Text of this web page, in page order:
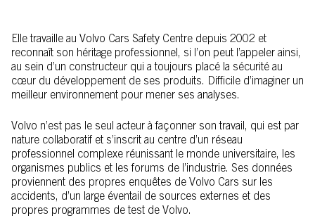
Elle travaille au Volvo Cars Safety Centre depuis 2002 et
reconnaît son héritage professionnel, si l’on peut l’appeler ainsi,
au sein d’un constructeur qui a toujours placé la sécurité au
cœur du développement de ses produits. Difficile d’imaginer un
meilleur environnement pour mener ses analyses.
Volvo n’est pas le seul acteur à façonner son travail, qui est par
nature collaboratif et s’inscrit au centre d’un réseau
professionnel complexe réunissant le monde universitaire, les
organismes publics et les forums de l’industrie. Ses données
proviennent des propres enquêtes de Volvo Cars sur les
accidents, d’un large éventail de sources externes et des
propres programmes de test de Volvo.